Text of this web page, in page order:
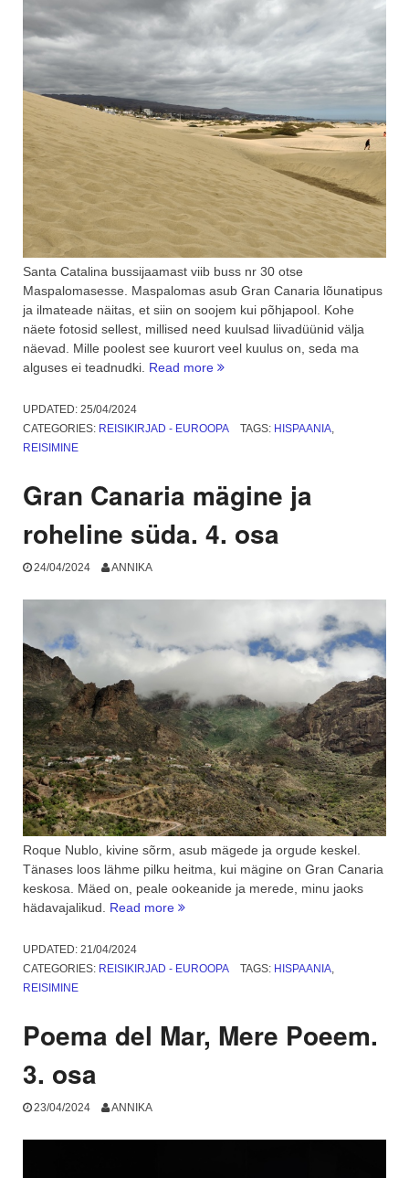
Santa Catalina bussijaamast viib buss nr 30 otse
Maspalomasesse. Maspalomas asub Gran Canaria lõunatipus
ja ilmateade näitas, et siin on soojem kui põhjapool. Kohe
näete fotosid sellest, millised need kuulsad liivadüünid välja
näevad. Mille poolest see kuurort veel kuulus on, seda ma
alguses ei teadnudki. Read more “Maspalomas,
vikerkaarelipud.
UPDATED: 25/04/2024
CATEGORIES: REISIKIRJAD - EUROOPA TAGS: HISPAANIA,
REISIMINE
Gran Canaria mägine ja
roheline süda. 4. osa
24/04/2024 ANNIKA
Roque Nublo, kivine sõrm, asub mägede ja orgude keskel.
Tänases loos lähme pilku heitma, kui mägine on Gran Canaria
keskosa. Mäed on, peale ookeanide ja merede, minu jaoks
hädavajalikud. Read more “Gran
ja
osa”
UPDATED: 21/04/2024
CATEGORIES: REISIKIRJAD - EUROOPA TAGS: HISPAANIA,
REISIMINE
Poema del Mar, Mere Poeem.
3. osa
23/04/2024 ANNIKA